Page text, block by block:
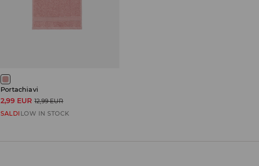
Portachiavi
2,99 EUR 12,99 EUR
SALDI LOW IN STOCK